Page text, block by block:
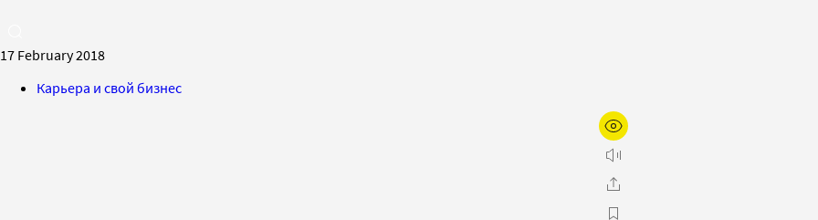
17 February 2018
Карьера и свой бизнес